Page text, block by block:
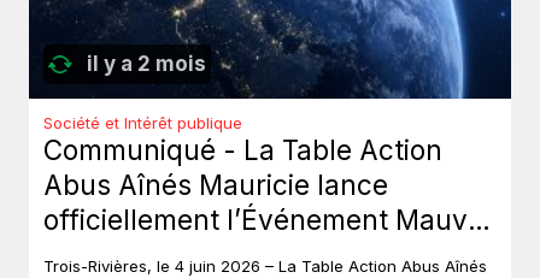
il y a 2 mois
Société et Intérêt publique
Communiqué - La Table Action
Abus Aînés Mauricie lance
officiellement l’Événement Mauve
sur la route.
Trois-Rivières, le 4 juin 2026 – La Table Action Abus Aînés